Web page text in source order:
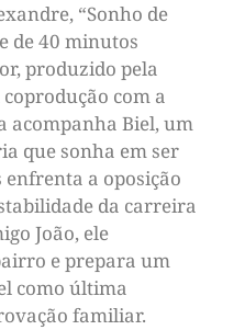
“Sonho de
de 40 minutos
produzido pela
com a
acompanha Biel, um
que sonha em ser
a oposição
da carreira
João, ele
e prepara um
como última
familiar.